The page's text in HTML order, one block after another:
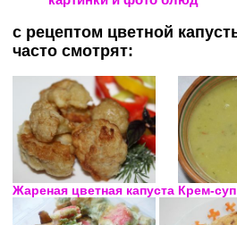
с рецептом цветной
часто смотрят:
Жареная цветная капуста Крем-